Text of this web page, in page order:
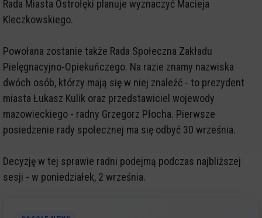
Rada Miasta Ostrołęki planuje wyznaczyć Macieja
Kleczkowskiego.
Powołana zostanie także Rada Społeczna Zakładu
Pielęgnacyjno-Opiekuńczego. Na razie znamy nazwiska
dwóch osób, którzy mają się w niej znaleźć - to prezydent
miasta Łukasz Kulik oraz przedstawiciel wojewody
mazowieckiego - radny Grzegorz Płocha. Pierwsze
posiedzenie rady społecznej ma się odbyć 30 września.
Decyzję w tej sprawie radni podejmą podczas najbliższej
sesji - w poniedziałek, 2 września.